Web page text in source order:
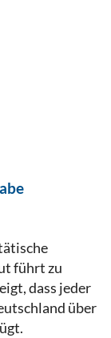
führt zu
dass jeder
über